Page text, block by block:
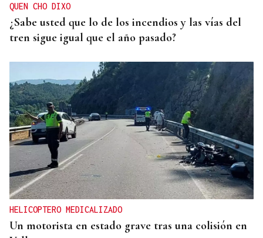
QUEN CHO DIXO
¿Sabe usted que lo de los incendios y las vías del
tren sigue igual que el año pasado?
HELICOPTERO MEDICALIZADO
Un motorista en estado grave tras una colisión en